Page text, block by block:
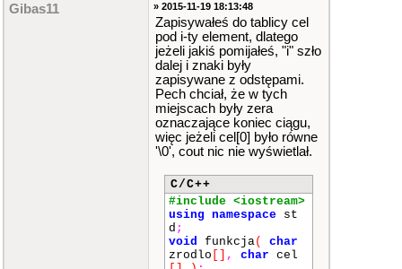
Gibas11 » 2015-11-19 18:13:48
Zapisywałeś do tablicy cel
pod i-ty element, dlatego
jeżeli jakiś pomijałeś, "i" szło
dalej i znaki były
zapisywane z odstępami.
Pech chciał, że w tych
miejscach były zera
oznaczające koniec ciągu,
więc jeżeli cel[0] było równe
'\0', cout nic nie wyświetlał.
C/C++
#include <iostream>
using namespace st
d ;
void funkcja(
char
zrodlo
, char cel